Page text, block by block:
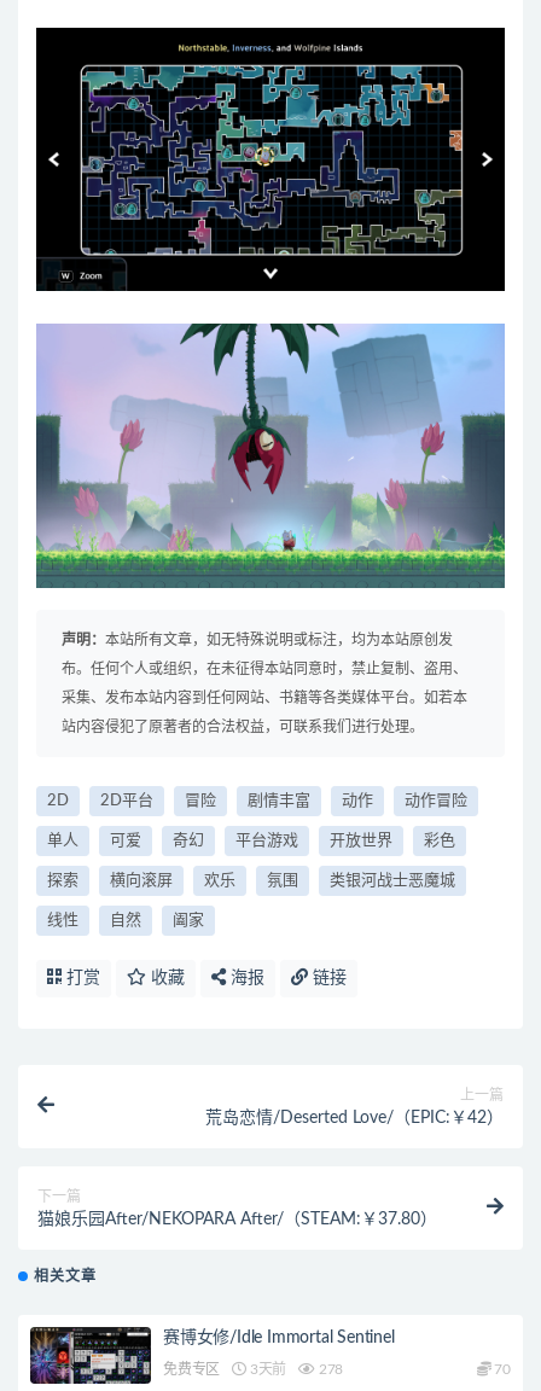
声明： 本站所有文章，如无特殊说明或标注，均为本站原创发
布。任何个人或组织，在未征得本站同意时，禁止复制、盗用、
采集、发布本站内容到任何网站、书籍等各类媒体平台。如若本
站内容侵犯了原著者的合法权益，可联系我们进行处理。
2D 2D平台 冒险 剧情丰富 动作 动作冒险
单人 可爱 奇幻 平台游戏 开放世界 彩色
探索 横向滚屏 欢乐 氛围 类银河战士恶魔城
线性 自然 阖家
打赏 收藏 海报 链接
上一篇
荒岛恋情/Deserted Love/（EPIC:￥42）
下一篇
猫娘乐园After/NEKOPARA After/（STEAM:￥37.80）
相关文章
赛博女修/Idle Immortal Sentinel
免费专区 3天前 278 70